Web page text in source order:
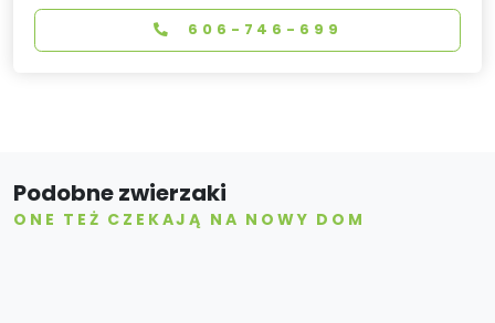
606-746-699
Podobne zwierzaki
ONE TEŻ CZEKAJĄ NA NOWY DOM